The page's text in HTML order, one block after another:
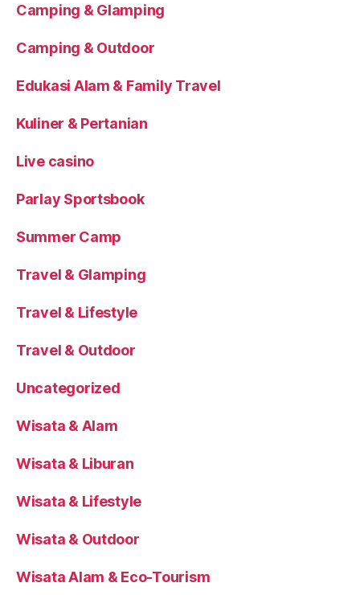
Camping & Glamping
Camping & Outdoor
Edukasi Alam & Family Travel
Kuliner & Pertanian
Live casino
Parlay Sportsbook
Summer Camp
Travel & Glamping
Travel & Lifestyle
Travel & Outdoor
Uncategorized
Wisata & Alam
Wisata & Liburan
Wisata & Lifestyle
Wisata & Outdoor
Wisata Alam & Eco-Tourism